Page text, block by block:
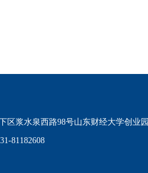
区浆水泉西路98号山东财经大学创业园
81182608